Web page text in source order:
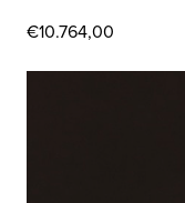
€10.764,00